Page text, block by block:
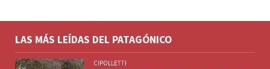
LAS MÁS LEÍDAS DEL PATAGÓNICO
CIPOLLETTI